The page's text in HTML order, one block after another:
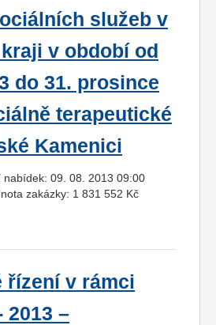
služeb v
v období od
do 31. prosince
terapeutické
Kamenici
09. 08. 2013 09:00
zakázky: 1 831 552 Kč
řízení v rámci
2013 –